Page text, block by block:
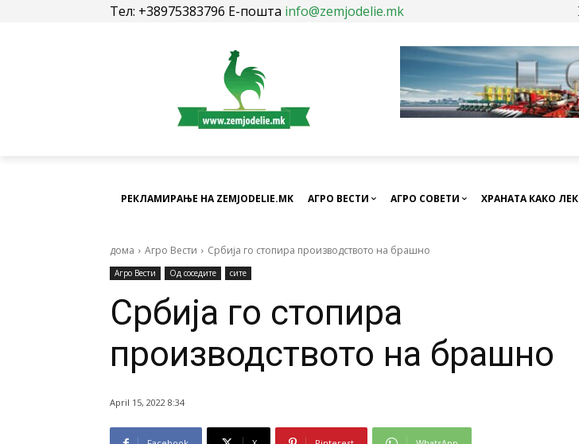
Тел: +38975383796 Е-пошта info@zemjodelie.mk
РЕКЛАМИРАЊЕ НА ZEMJODELIE.MK АГРО ВЕСТИ АГРО СОВЕТИ ХРАНАТА КАКО ЛЕК
дома Агро Вести Србија го стопира производството на брашно
Агро Вести Од соседите сите
Србија го стопира
производството на брашно
April 15, 2022 8:34